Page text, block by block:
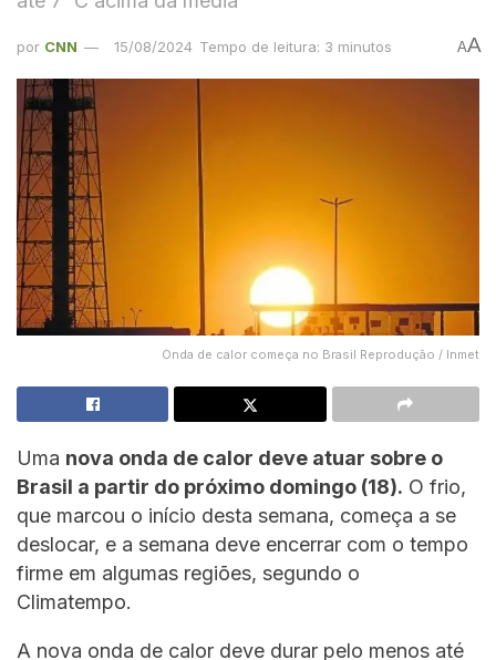
por CNN 15/08/2024 Tempo de leitura: 3 minutos AA
Onda de calor começa no Brasil Reprodução / Inmet
Uma nova onda de calor deve atuar sobre o
Brasil a partir do próximo domingo (18). O frio,
que marcou o início desta semana, começa a se
deslocar, e a semana deve encerrar com o tempo
firme em algumas regiões, segundo o
Climatempo.
A nova onda de calor deve durar pelo menos até